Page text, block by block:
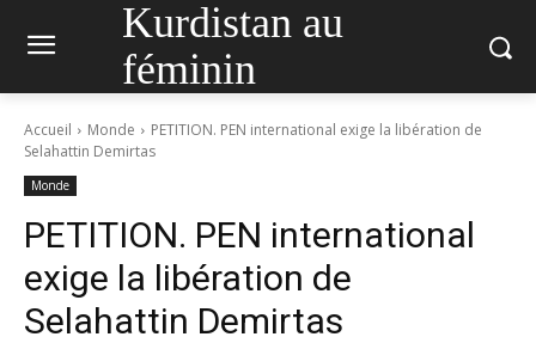
Kurdistan au
féminin
Accueil Monde
PETITION. PEN international exige la libération de
Selahattin Demirtas
Monde
PETITION. PEN international
exige la libération de
Selahattin Demirtas